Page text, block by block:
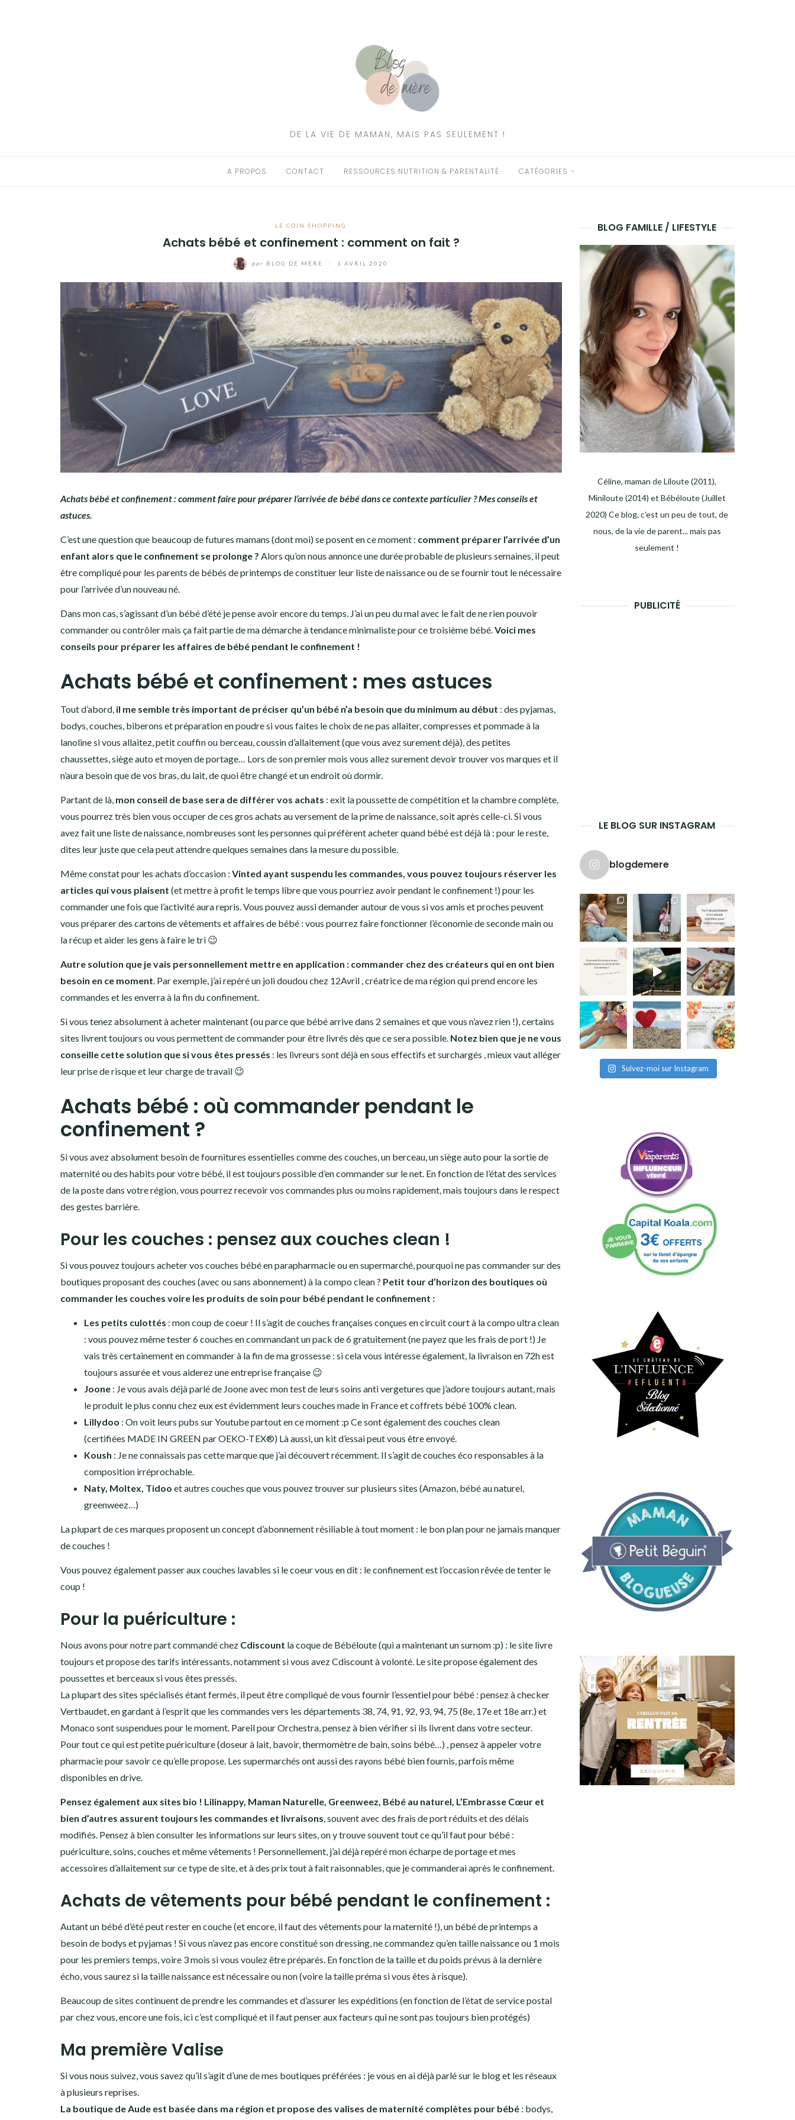
DE LA VIE DE MAMAN, MAIS PAS SEULEMENT !
A PROPOS CONTACT RESSOURCES NUTRITION & PARENTALITÉ CATÉGORIES
LE COIN SHOPPING
Achats bébé et confinement : comment on fait ?
par BLOG DE MÈRE 1 AVRIL 2020
Achats bébé et confinement : comment faire pour préparer l’arrivée de bébé dans ce contexte particulier ? Mes conseils et
astuces.
C’est une question que beaucoup de futures mamans (dont moi) se posent en ce moment : comment préparer l’arrivée d’un
enfant alors que le confinement se prolonge ? Alors qu’on nous annonce une durée probable de plusieurs semaines, il peut
être compliqué pour les parents de bébés de printemps de constituer leur liste de naissance ou de se fournir tout le nécessaire
pour l’arrivée d’un nouveau né.
Dans mon cas, s’agissant d’un bébé d’été je pense avoir encore du temps. J’ai un peu du mal avec le fait de ne rien pouvoir
commander ou contrôler mais ça fait partie de ma démarche à tendance minimaliste pour ce troisième bébé.Voici mes
conseils pour préparer les affaires de bébé pendant le confinement !
Achats bébé et confinement : mes astuces
Tout d’abord, il me semble très important de préciser qu’un bébé n’a besoin que du minimum au début : des pyjamas,
bodys, couches, biberons et préparation en poudre si vous faites le choix de ne pas allaiter, compresses et pommade à la
lanoline si vous allaitez, petit couffin ou berceau, coussin d’allaitement (que vous avez surement déjà), des petites
chaussettes, siège auto et moyen de portage… Lors de son premier mois vous allez surement devoir trouver vos marques et il
n’aura besoin que de vos bras, du lait, de quoi être changé et un endroit où dormir.
Partant de là, mon conseil de base sera de différer vos achats : exit la poussette de compétition et la chambre complète,
vous pourrez très bien vous occuper de ces gros achats au versement de la prime de naissance, soit après celle-ci. Si vous
avez fait une liste de naissance, nombreuses sont les personnes qui préfèrent acheter quand bébé est déjà là : pour le reste,
dites leur juste que cela peut attendre quelques semaines dans la mesure du possible.
Même constat pour les achats d’occasion : Vinted ayant suspendu les commandes, vous pouvez toujours réserver les
articles qui vous plaisent (et mettre à profit le temps libre que vous pourriez avoir pendant le confinement !) pour les
commander une fois que l’activité aura repris. Vous pouvez aussi demander autour de vous si vos amis et proches peuvent
vous préparer des cartons de vêtements et affaires de bébé : vous pourrez faire fonctionner l’économie de seconde main ou
la récup et aider les gens à faire le tri 😉
Autre solution que je vais personnellement mettre en application : commander chez des créateurs qui en ont bien
besoin en ce moment. Par exemple, j’ai repéré un joli doudou chez 12Avril , créatrice de ma région qui prend encore les
commandes et les enverra à la fin du confinement.
Si vous tenez absolument à acheter maintenant (ou parce que bébé arrive dans 2 semaines et que vous n’avez rien !), certains
sites livrent toujours ou vous permettent de commander pour être livrés dès que ce sera possible. Notez bien que je ne vous
conseille cette solution que si vous êtes pressés : les livreurs sont déjà en sous effectifs et surchargés , mieux vaut alléger
leur prise de risque et leur charge de travail 😉
Achats bébé : où commander pendant le
confinement ?
Si vous avez absolument besoin de fournitures essentielles comme des couches, un berceau, un siège auto pour la sortie de
maternité ou des habits pour votre bébé, il est toujours possible d’en commander sur le net. En fonction de l’état des services
de la poste dans votre région, vous pourrez recevoir vos commandes plus ou moins rapidement, mais toujours dans le respect
des gestes barrière.
Pour les couches : pensez aux couches clean !
Si vous pouvez toujours acheter vos couches bébé en parapharmacie ou en supermarché, pourquoi ne pas commander sur des
boutiques proposant des couches (avec ou sans abonnement) à la compo clean ? Petit tour d’horizon des boutiques où
commander les couches voire les produits de soin pour bébé pendant le confinement :
Les petits culottés : mon coup de coeur ! Il s’agit de couches françaises conçues en circuit court à la compo ultra clean
: vous pouvez même tester 6 couches en commandant un pack de 6 gratuitement(ne payez que les frais de port !) Je
vais très certainement en commander à la fin de ma grossesse : si cela vous intéresse également, la livraison en 72h est
toujours assurée et vous aiderez une entreprise française 😉
Joone : Je vous avais déjà parlé de Joone avec mon test de leurs soins anti vergetures que j’adore toujours autant, mais
le produit le plus connu chez eux est évidemment leurs couches made in France et coffrets bébé 100% clean.
Lillydoo : On voit leurs pubs sur Youtube partout en ce moment :p Ce sont également des couches clean
(certifiées MADE IN GREEN par OEKO-TEX®) Là aussi, un kit d’essai peut vous être envoyé.
Koush : Je ne connaissais pas cette marque que j’ai découvert récemment. Il s’agit de couches éco responsables à la
composition irréprochable.
Naty, Moltex, Tidoo et autres couches que vous pouvez trouver sur plusieurs sites (Amazon, bébé au naturel,
greenweez…)
La plupart de ces marques proposent un concept d’abonnement résiliable à tout moment : le bon plan pour ne jamais manquer
de couches !
Vous pouvez également passer aux couches lavables si le coeur vous en dit : le confinement est l’occasion rêvée de tenter le
coup !
Pour la puériculture :
Nous avons pour notre part commandé chez Cdiscount la coque de Bébéloute (qui a maintenant un surnom :p) : le site livre
toujours et propose des tarifs intéressants, notamment si vous avez Cdiscount à volonté. Le site propose également des
poussettes et berceaux si vous êtes pressés.
La plupart des sites spécialisés étant fermés, il peut être compliqué de vous fournir l’essentiel pour bébé : pensez à checker
Vertbaudet, en gardant à l’esprit que les commandes vers les départements 38, 74, 91, 92, 93, 94, 75 (8e, 17e et 18e arr.) et
Monaco sont suspendues pour le moment. Pareil pour Orchestra, pensez à bien vérifier si ils livrent dans votre secteur.
Pour tout ce qui est petite puériculture (doseur à lait, bavoir, thermomètre de bain, soins bébé…) , pensez à appeler votre
pharmacie pour savoir ce qu’elle propose. Les supermarchés ont aussi des rayons bébé bien fournis, parfois même
disponibles en drive.
Pensez également aux sites bio ! Lilinappy, Maman Naturelle, Greenweez, Bébé au naturel, L’Embrasse Cœur et
bien d’autres assurent toujours les commandes et livraisons, souvent avec des frais de port réduits et des délais
modifiés. Pensez à bien consulter les informations sur leurs sites, on y trouve souvent tout ce qu’il faut pour bébé :
puériculture, soins, couches et même vêtements ! Personnellement, j’ai déjà repéré mon écharpe de portage et mes
accessoires d’allaitement sur ce type de site, et à des prix tout à fait raisonnables, que je commanderai après le confinement.
Achats de vêtements pour bébé pendant le confinement :
Autant un bébé d’été peut rester en couche (et encore, il faut des vêtements pour la maternité !), un bébé de printemps a
besoin de bodys et pyjamas ! Si vous n’avez pas encore constitué son dressing, ne commandez qu’en taille naissance ou 1 mois
pour les premiers temps, voire 3 mois si vous voulez être préparés. En fonction de la taille et du poids prévus à la dernière
écho, vous saurez si la taille naissance est nécessaire ou non (voire la taille préma si vous êtes à risque).
Beaucoup de sites continuent de prendre les commandes et d’assurer les expéditions (en fonction de l’état de service postal
par chez vous, encore une fois, ici c’est compliqué et il faut penser aux facteurs qui ne sont pas toujours bien protégés)
Ma première Valise
Si vous nous suivez, vous savez qu’il s’agit d’une de mes boutiques préférées : je vous en ai déjà parlé sur le blog et les réseaux
à plusieurs reprises.
La boutique de Aude est basée dans ma région et propose des valises de maternité complètes pour bébé : bodys,
BLOG FAMILLE / LIFESTYLE
Céline, maman de Liloute (2011),
Miniloute (2014) et Bébéloute (Juillet
2020) Ce blog, c'est un peu de tout, de
nous, de la vie de parent... mais pas
seulement !
PUBLICITÉ
LE BLOG SUR INSTAGRAM
blogdemere
Suivez-moi sur Instagram